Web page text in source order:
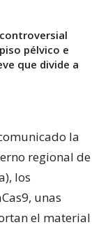
pélvico e
que divide a
la
regional de
los
unas
el material